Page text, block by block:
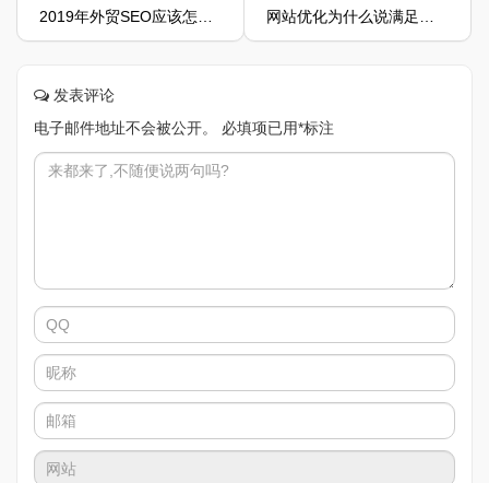
2019年外贸SEO应该怎样做
网站优化为什么说满足用户需求才是SEO优化的重点
发表评论
电子邮件地址不会被公开。
必填项已用*标注